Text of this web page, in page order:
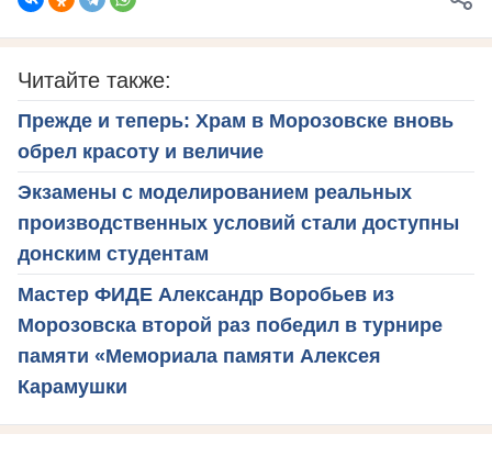
Читайте также:
Прежде и теперь: Храм в Морозовске вновь
обрел красоту и величие
Экзамены с моделированием реальных
производственных условий стали доступны
донским студентам
Мастер ФИДЕ Александр Воробьев из
Морозовска второй раз победил в турнире
памяти «Мемориала памяти Алексея
Карамушки